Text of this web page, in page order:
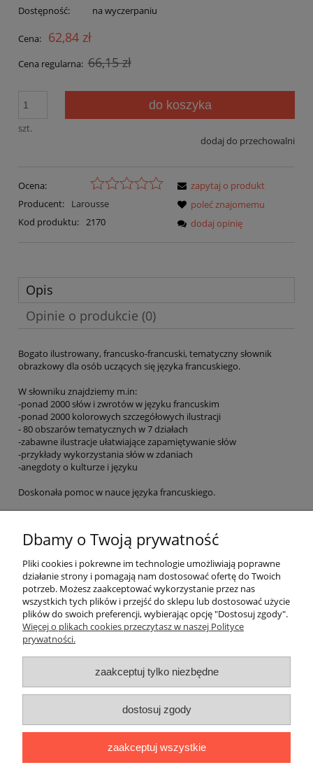
Dostępność: na wyczerpaniu
Cena: 62,84 zł
Cena regularna: 66,15 zł
szt.
do koszyka
dodaj do przechowalni
Ocena:
Producent:
Larousse
Kod produktu: 2170
zapytaj o produkt
poleć znajomemu
dodaj opinię
Opis
Opinie o produkcie (0)
Bogato ilustrowany, francusko-francuski, tematyczny słownik
obrazkowy dla osób uczących się języka francuskiego.
W słowniku znajdziemy m.in:
-ponad 2000 słów i zwrotów w języku francuskim
-ponad 2000 kolorowych szczegółowych ilustracji
- 80 obszarów tematycznych w 7 działach
-zabawne ilustracje ułatwiające zapamiętywanie słów
-przykłady wykorzystania słów w zdaniach
-anegdoty o kulturze i języku
Doskonała pomoc w nauce języka francuskiego.
EAN: 9782035935212
O nas
Płatności i dostawa
Moje konto
"Romanista" Internetowa Księgarnia Językowa 2025
Ul. Bolesława Limanowskiego 102 lok. 45, 91-042 Łódź |
Dbamy o Twoją prywatność
Pliki cookies i pokrewne im technologie umożliwiają poprawne
działanie strony i pomagają nam dostosować ofertę do Twoich
potrzeb. Możesz zaakceptować wykorzystanie przez nas
wszystkich tych plików i przejść do sklepu lub dostosować użycie
plików do swoich preferencji, wybierając opcję "Dostosuj zgody".
Więcej o plikach cookies przeczytasz w naszej Polityce
prywatności.
zaakceptuj tylko niezbędne
dostosuj zgody
zaakceptuj wszystkie